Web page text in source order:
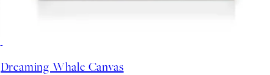
Dreaming Whale Canvas